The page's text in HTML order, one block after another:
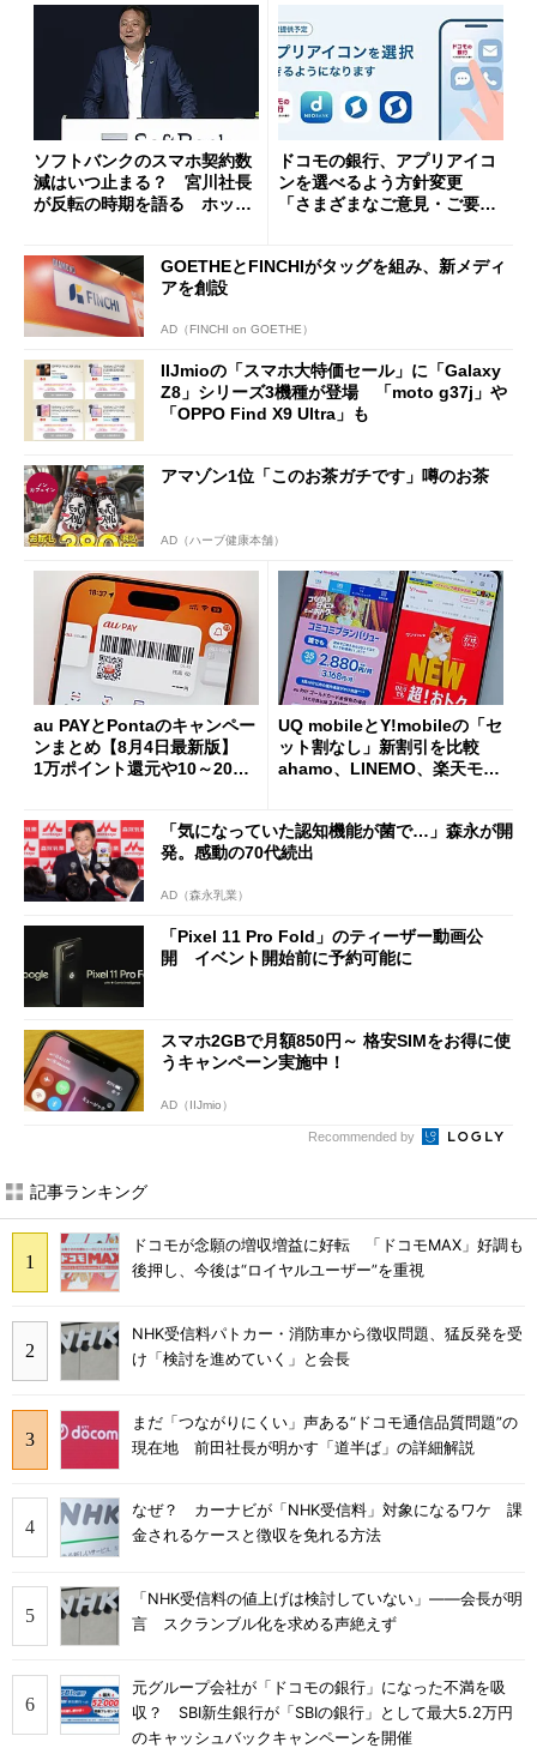
ソフトバンクのスマホ契約数
減はいつ止まる？ 宮川社長
が反転の時期を語る ホッピ
ドコモの銀行、アプリアイコ
ンを選べるよう方針変更
「さまざまなご意見・ご要望
GOETHEとFINCHIがタッグを組み、新メディ
アを創設
AD（FINCHI on GOETHE）
IIJmioの「スマホ大特価セール」に「Galaxy
Z8」シリーズ3機種が登場 「moto g37j」や
「OPPO Find X9 Ultra」も
アマゾン1位「このお茶ガチです」噂のお茶
AD（ハーブ健康本舗）
au PAYとPontaのキャンペー
ンまとめ【8月4日最新版】
1万ポイント還元や10～20％
UQ mobileとY!mobileの「セ
ット割なし」新割引を比較
ahamo、LINEMO、楽天モバ
「気になっていた認知機能が菌で…」森永が開
発。感動の70代続出
AD（森永乳業）
「Pixel 11 Pro Fold」のティーザー動画公
開 イベント開始前に予約可能に
スマホ2GBで月額850円～ 格安SIMをお得に使
うキャンペーン実施中！
AD（IIJmio）
Recommended by
記事ランキング
ドコモが念願の増収増益に好転 「ドコモMAX」好調も
後押し、今後は“ロイヤルユーザー”を重視
NHK受信料パトカー・消防車から徴収問題、猛反発を受
け「検討を進めていく」と会長
まだ「つながりにくい」声ある“ドコモ通信品質問題”の
現在地 前田社長が明かす「道半ば」の詳細解説
なぜ？ カーナビが「NHK受信料」対象になるワケ 課
金されるケースと徴収を免れる方法
「NHK受信料の値上げは検討していない」――会長が明
言 スクランブル化を求める声絶えず
元グループ会社が「ドコモの銀行」になった不満を吸
収？ SBI新生銀行が「SBIの銀行」として最大5.2万円
のキャッシュバックキャンペーンを開催